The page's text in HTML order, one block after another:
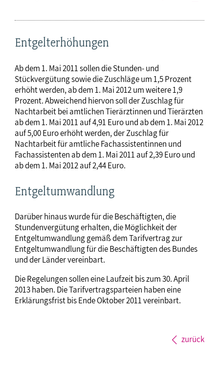
Entgelterhöhungen
Ab dem 1. Mai 2011 sollen die Stunden- und
Stückvergütung sowie die Zuschläge um 1,5 Prozent
erhöht werden, ab dem 1. Mai 2012 um weitere 1,9
Prozent. Abweichend hiervon soll der Zuschlag für
Nachtarbeit bei amtlichen Tierärztinnen und Tierärzten
ab dem 1. Mai 2011 auf 4,91 Euro und ab dem 1. Mai 2012
auf 5,00 Euro erhöht werden, der Zuschlag für
Nachtarbeit für amtliche Fachassistentinnen und
Fachassistenten ab dem 1. Mai 2011 auf 2,39 Euro und
ab dem 1. Mai 2012 auf 2,44 Euro.
Entgeltumwandlung
Darüber hinaus wurde für die Beschäftigten, die
Stundenvergütung erhalten, die Möglichkeit der
Entgeltumwandlung gemäß dem Tarifvertrag zur
Entgeltumwandlung für die Beschäftigten des Bundes
und der Länder vereinbart.
Die Regelungen sollen eine Laufzeit bis zum 30. April
2013 haben. Die Tarifvertragsparteien haben eine
Erklärungsfrist bis Ende Oktober 2011 vereinbart.
zurück